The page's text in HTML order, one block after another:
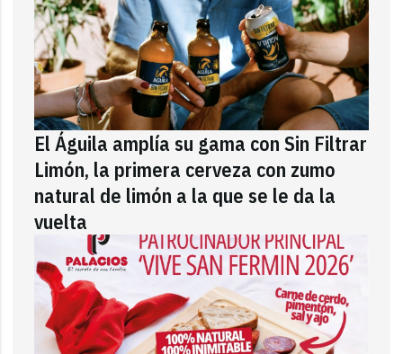
El Águila amplía su gama con Sin Filtrar
Limón, la primera cerveza con zumo
natural de limón a la que se le da la
vuelta